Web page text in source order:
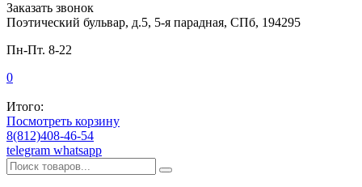
Заказать звонок
Поэтический бульвар, д.5, 5-я парадная, СПб, 194295
Пн-Пт. 8-22
0
Итого:
Посмотреть корзину
8(812)408-46-54
telegram whatsapp